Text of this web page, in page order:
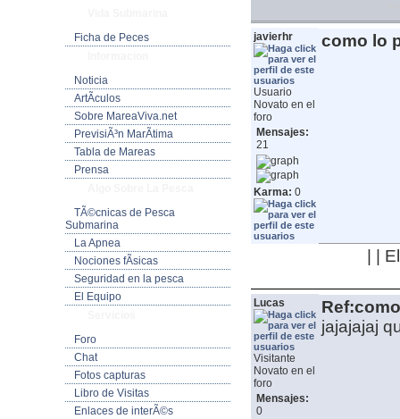
Ficha de Peces
Noticia
ArtÃ­culos
Sobre MareaViva.net
PrevisiÃ³n MarÃ­tima
Tabla de Mareas
Prensa
TÃ©cnicas de Pesca
Submarina
La Apnea
Nociones fÃ­sicas
Seguridad en la pesca
El Equipo
Foro
Chat
Fotos capturas
Libro de Visitas
Enlaces de interÃ©s
javierhr
Usuario
Novato en el
foro
Mensajes:
21
Karma: 0
como lo
| |
Lucas
Visitante
Novato en el
foro
Mensajes:
0
jajajajaj